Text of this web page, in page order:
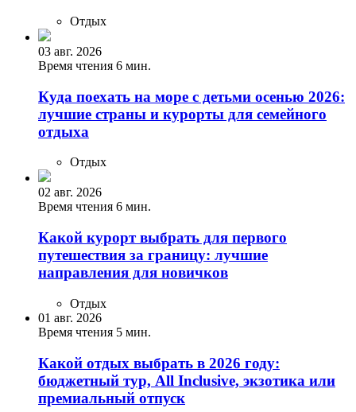
Отдых
03 авг. 2026
Время чтения 6 мин.
Куда поехать на море с детьми осенью 2026:
лучшие страны и курорты для семейного
отдыха
Отдых
02 авг. 2026
Время чтения 6 мин.
Какой курорт выбрать для первого
путешествия за границу: лучшие
направления для новичков
Отдых
01 авг. 2026
Время чтения 5 мин.
Какой отдых выбрать в 2026 году:
бюджетный тур, All Inclusive, экзотика или
премиальный отпуск